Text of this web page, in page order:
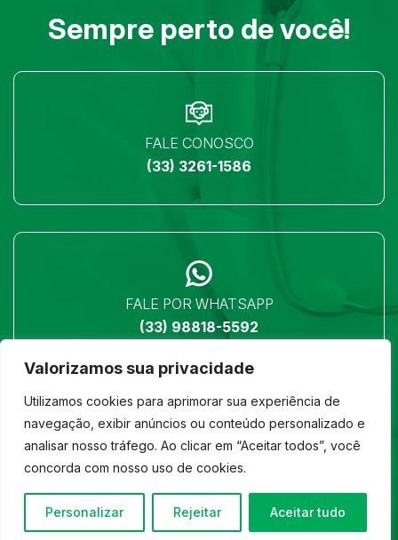
Valorizamos sua privacidade
Utilizamos cookies para aprimorar sua experiência de
navegação, exibir anúncios ou conteúdo personalizado e
analisar nosso tráfego. Ao clicar em “Aceitar todos”, você
concorda com nosso uso de cookies.
Personalizar Rejeitar Aceitar tudo
Sempre perto de você!
FALE CONOSCO
(33) 3261-1586
FALE POR WHATSAPP
(33) 98818-5592
LOCALIZAÇÃO